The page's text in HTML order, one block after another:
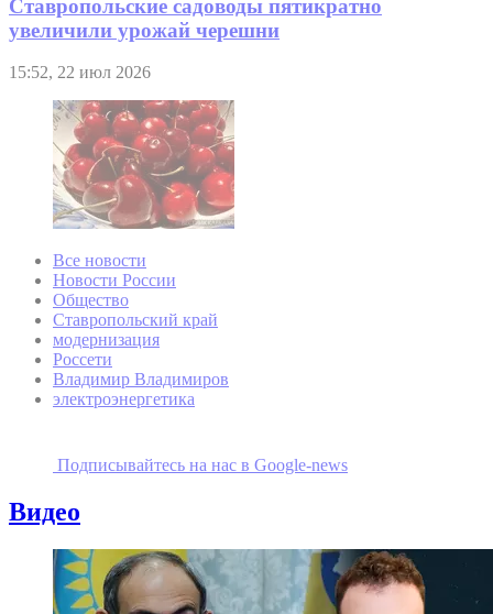
Ставропольские садоводы пятикратно
увеличили урожай черешни
15:52, 22 июл 2026
Все новости
Новости России
Общество
Ставропольский край
модернизация
Россети
Владимир Владимиров
электроэнергетика
Подписывайтесь на наc в Google-news
Видео